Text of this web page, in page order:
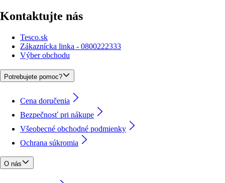
Kontaktujte nás
Tesco.sk
Zákaznícka linka - 0800222333
Výber obchodu
Potrebujete pomoc?
Cena doručenia
Bezpečnosť pri nákupe
Všeobecné obchodné podmienky
Ochrana súkromia
O nás